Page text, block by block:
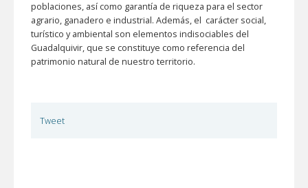
poblaciones, así como garantía de riqueza para el sector
agrario, ganadero e industrial. Además, el carácter social,
turístico y ambiental son elementos indisociables del
Guadalquivir, que se constituye como referencia del
patrimonio natural de nuestro territorio.
Tweet